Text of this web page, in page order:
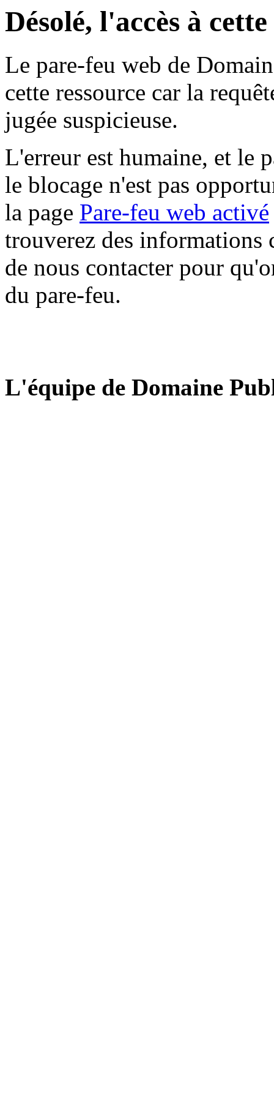
Désolé, l'accès à
Le pare-feu web de
cette ressource car la
jugée suspicieuse.
L'erreur est humaine, et le
le blocage n'est pas
la page Pare-feu web activé
trouverez des informations
de nous contacter pour
du pare-feu.
L'équipe de Domaine